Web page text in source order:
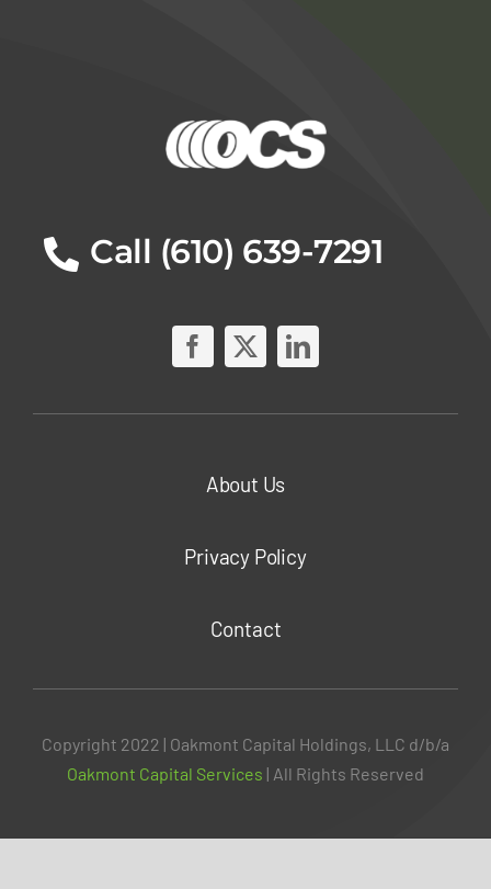
Call (610) 639-7291
About Us
Privacy Policy
Contact
Copyright 2022 | Oakmont Capital Holdings, LLC d/b/a
Oakmont Capital Services | All Rights Reserved